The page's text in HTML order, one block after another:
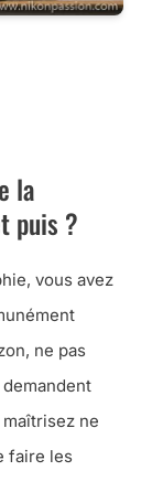
la
puis ?
vous avez
ne pas
ne
faire les